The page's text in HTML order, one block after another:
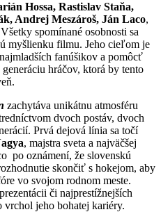
Hossa, Rastislav Staňa,
Andrej Meszároš, Ján Laco,
spomínané osobnosti sa
myšlienku filmu. Jeho cieľom je
fanúšikov a pomôcť
hráčov, ktorá by tento
zachytáva unikátnu atmosféru
dvoch postáv, dvoch
Prvá dejová línia sa točí
, majstra sveta a najväčšej
po oznámení, že slovenskú
skončiť s hokejom, aby
vo svojom rodnom meste.
či najprestížnejších
jeho bohatej kariéry.